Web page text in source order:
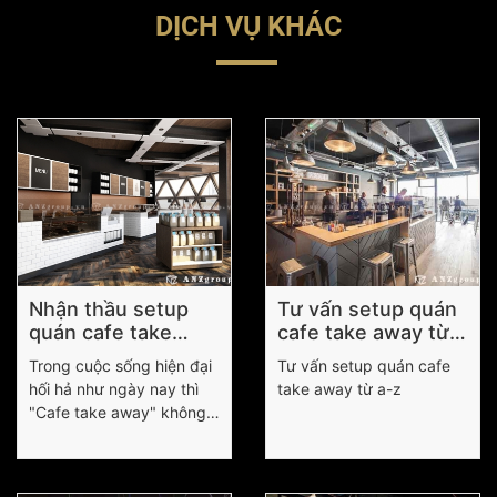
DỊCH VỤ KHÁC
Nhận thầu setup
quán cafe take
away
Trong cuộc sống hiện đại
hối hả như ngày nay thì
"Cafe take away" không
người nữa. Những quầy
Tư vấn setup quán
cafe take away từ
a-z
Tư vấn setup quán cafe
take away từ a-z